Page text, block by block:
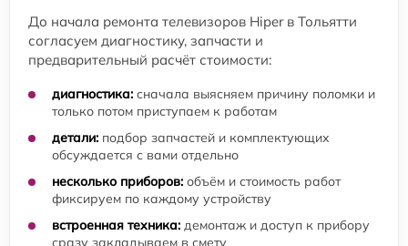
До начала ремонта телевизоров Hiper в Тольятти
согласуем диагностику, запчасти и
предварительный расчёт стоимости:
диагностика: сначала выясняем причину поломки и
только потом приступаем к работам
детали: подбор запчастей и комплектующих
обсуждается с вами отдельно
несколько приборов: объём и стоимость работ
фиксируем по каждому устройству
встроенная техника: демонтаж и доступ к прибору
сразу закладываем в смету